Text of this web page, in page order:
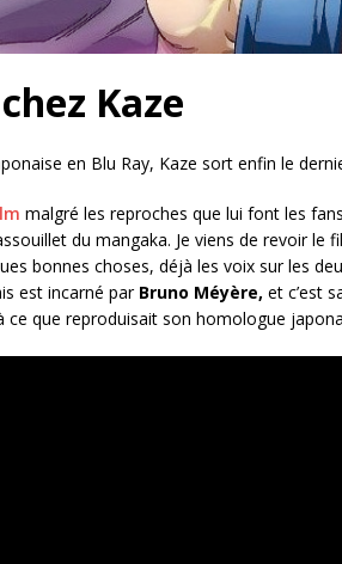
Kaze
en Blu Ray, Kaze sort enfin le
malgré les reproches que lui font les
du mangaka. Je viens de revoir le
bonnes choses, déjà les voix sur les
est incarné par Bruno Méyère, et c’est
ce que reproduisait son homologue